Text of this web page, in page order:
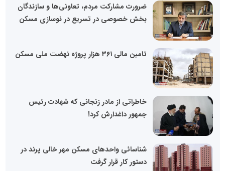
ضرورت مشارکت مردم، تعاونی‌ها و سازندگان
بخش خصوصی در تسریع در نوسازی مسکن
تامین مالی ۳۶۱ هزار پروژه نهضت ملی مسکن
خاطراتی از مادر زنجانی که شهادت رئیس
جمهور داغدارش کرد!
شناسائی واحدهای مسکن مهر خالی پرند در
دستور کار قرار گرفت